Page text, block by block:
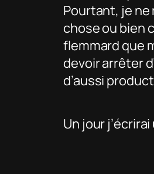
Pourtant, je ne
chose ou bien
flemmard que
devoir arrêter
d’aussi
Un jour